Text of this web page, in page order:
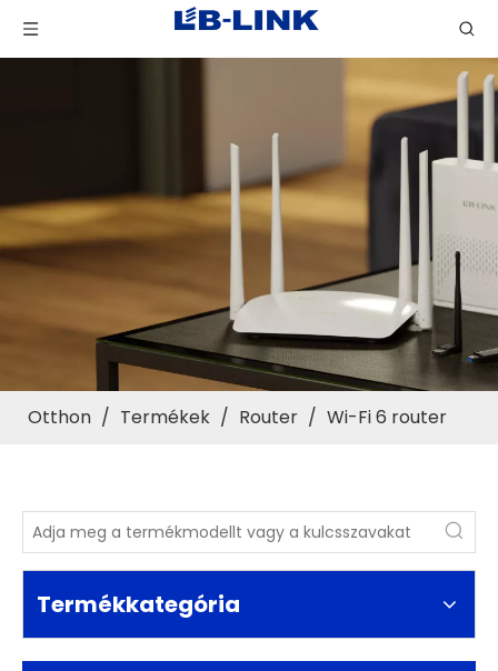
Otthon / Termékek / Router / Wi-Fi 6 router
Termékkategória